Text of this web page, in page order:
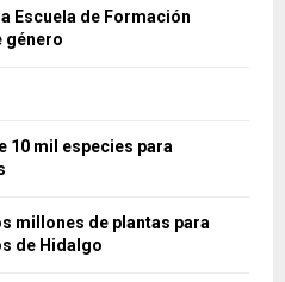
Escuela de Formación
género
10 mil especies para
millones de plantas para
de Hidalgo